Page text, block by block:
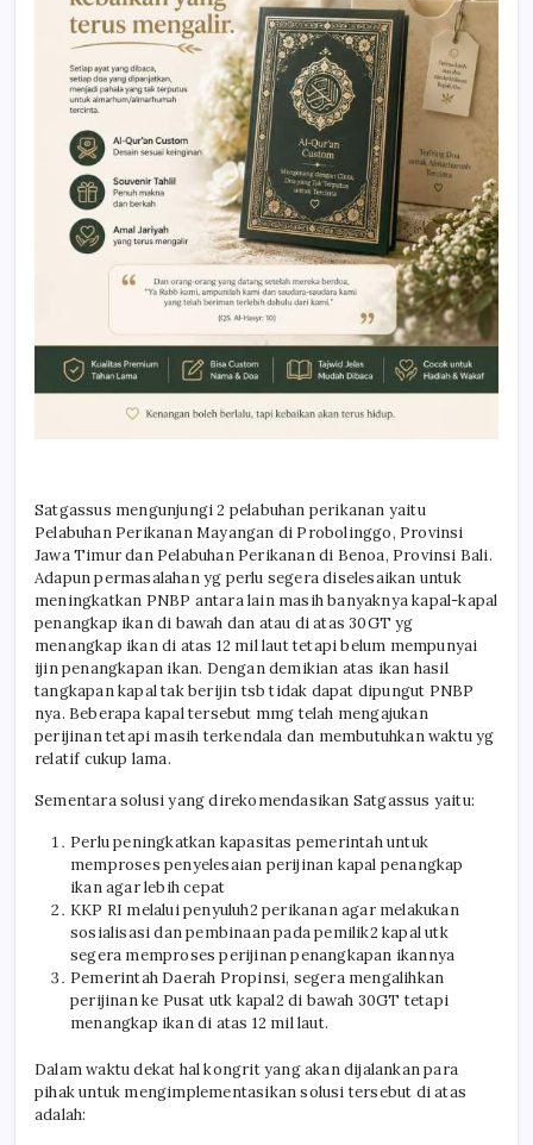
Satgassus mengunjungi 2 pelabuhan perikanan yaitu
Pelabuhan Perikanan Mayangan di Probolinggo, Provinsi
Jawa Timur dan Pelabuhan Perikanan di Benoa, Provinsi Bali.
Adapun permasalahan yg perlu segera diselesaikan untuk
meningkatkan PNBP antara lain masih banyaknya kapal-kapal
penangkap ikan di bawah dan atau di atas 30GT yg
menangkap ikan di atas 12 mil laut tetapi belum mempunyai
ijin penangkapan ikan. Dengan demikian atas ikan hasil
tangkapan kapal tak berijin tsb tidak dapat dipungut PNBP
nya. Beberapa kapal tersebut mmg telah mengajukan
perijinan tetapi masih terkendala dan membutuhkan waktu yg
relatif cukup lama.
Sementara solusi yang direkomendasikan Satgassus yaitu:
Perlu peningkatkan kapasitas pemerintah untuk
memproses penyelesaian perijinan kapal penangkap
ikan agar lebih cepat
KKP RI melalui penyuluh2 perikanan agar melakukan
sosialisasi dan pembinaan pada pemilik2 kapal utk
segera memproses perijinan penangkapan ikannya
Pemerintah Daerah Propinsi, segera mengalihkan
perijinan ke Pusat utk kapal2 di bawah 30GT tetapi
menangkap ikan di atas 12 mil laut.
Dalam waktu dekat hal kongrit yang akan dijalankan para
pihak untuk mengimplementasikan solusi tersebut di atas
adalah: